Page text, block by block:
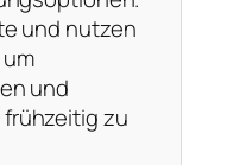
und nutzen
und
zu